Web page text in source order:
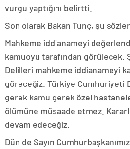
vurgu yaptığını belirtti.
Son olarak Bakan Tunç, şu
Mahkeme iddianameyi
kamuoyu tarafından görülecek.
Delilleri mahkeme iddianameyi
göreceğiz. Türkiye Cumhuriyeti
gerek kamu gerek özel
ölümüne müsaade etmez.
devam edeceğiz.
Dün de Sayın